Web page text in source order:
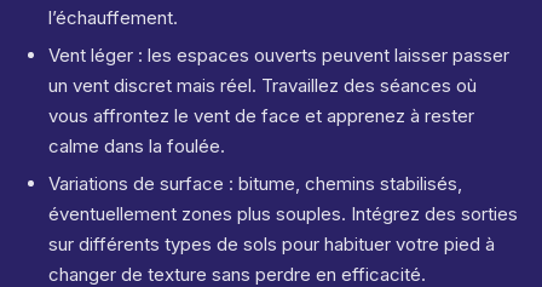
l’échauffement.
Vent léger : les espaces ouverts peuvent laisser passer
un vent discret mais réel. Travaillez des séances où
vous affrontez le vent de face et apprenez à rester
calme dans la foulée.
Variations de surface : bitume, chemins stabilisés,
éventuellement zones plus souples. Intégrez des sorties
sur différents types de sols pour habituer votre pied à
changer de texture sans perdre en efficacité.